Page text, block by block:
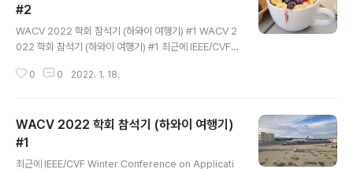
한다. https://goo.gl/maps/EoiQ9E9hfHzxwNEi9 T
ommy Bahama Restaurant, Bar & Store · Shops
at Mauna Lani 68, 1330 Mauna Lani Dr #102,..
#2
WACV 2022 학회 참석기 (하와이 여행기) #1 WACV 2
022 학회 참석기 (하와이 여행기) #1 최근에 IEEE/CVF
r Vision (WACV 2022)에 1 저자 논문 2편이 accept
n-cv.info 숙소가 좀 외진 곳이 있다 보니 장을 보려면 15
분 정도 걸으면 나오는 마트로 가야 했다. https://goo.gl/
maps/9nxZq6fQBDsonDdw6 KTA Super Stores
0 0 2022. 1. 18.
WACV 2022 학회 참석기 (하와이 여행기)
#1
최근에 IEEE/CVF Winter Conference on Applicati